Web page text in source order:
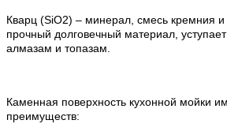
Кварц (SiO2) – минерал, смесь кремния и
прочный долговечный материал,
алмазам и топазам.
Каменная поверхность кухонной мойки
преимуществ: